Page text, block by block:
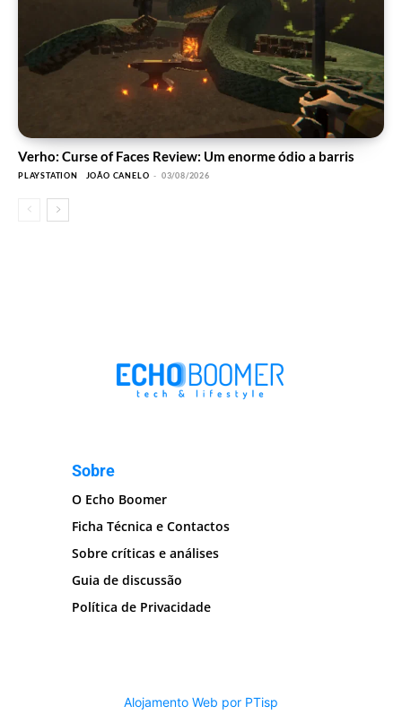
Verho: Curse of Faces Review: Um enorme ódio a barris
PLAYSTATION JOÃO CANELO - 03/08/2026
Sobre
O Echo Boomer
Ficha Técnica e Contactos
Sobre críticas e análises
Guia de discussão
Política de Privacidade
Alojamento Web por PTisp